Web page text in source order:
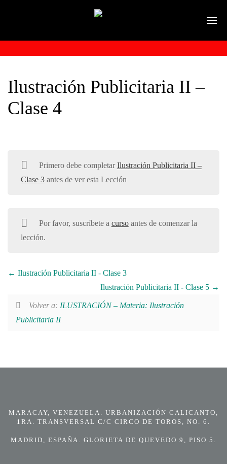
Ilustración Publicitaria II –
Clase 4
Primero debe completarIlustración Publicitaria II –
Clase 3antes de ver esta Lección
Por favor, suscríbete a cursoantes de comenzar la
lección.
Ilustración Publicitaria II - Clase 3
Ilustración Publicitaria II - Clase 5
Volver a: ILUSTRACIÓN – Materia: Ilustración
Publicitaria II
MARACAY, VENEZUELA. URBANIZACIÓN CALICANTO,
1RA. TRANSVERSAL C/C CIRCO DE TOROS, NO. 6.
MADRID, ESPAÑA. GLORIETA DE QUEVEDO 9, PISO 5.